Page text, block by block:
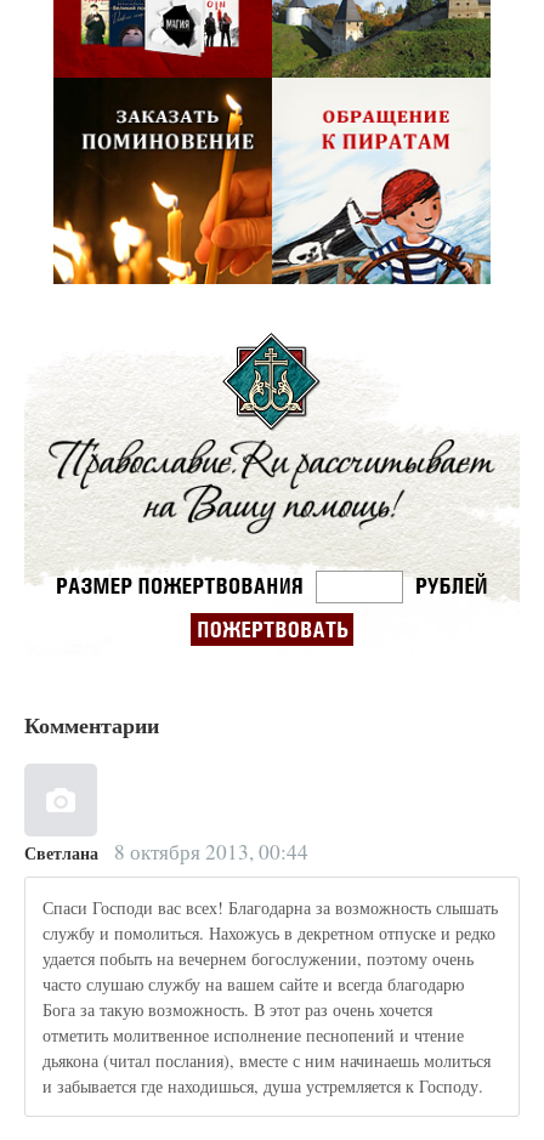
Комментарии
Светлана 8 октября 2013, 00:44
Спаси Господи вас всех! Благодарна за возможность слышать
службу и помолиться. Нахожусь в декретном отпуске и редко
удается побыть на вечернем богослужении, поэтому очень
часто слушаю службу на вашем сайте и всегда благодарю
Бога за такую возможность. В этот раз очень хочется
отметить молитвенное исполнение песнопений и чтение
дьякона (читал послания), вместе с ним начинаешь молиться
и забывается где находишься, душа устремляется к Господу.